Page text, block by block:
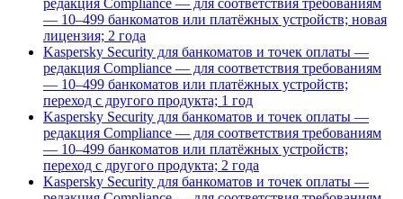
редакция Compliance — для соответствия требованиям
— 10–499 банкоматов или платёжных устройств; новая
лицензия; 2 года
Kaspersky Security для банкоматов и точек оплаты —
редакция Compliance — для соответствия требованиям
— 10–499 банкоматов или платёжных устройств;
переход с другого продукта; 1 год
Kaspersky Security для банкоматов и точек оплаты —
редакция Compliance — для соответствия требованиям
— 10–499 банкоматов или платёжных устройств;
переход с другого продукта; 2 года
Kaspersky Security для банкоматов и точек оплаты —